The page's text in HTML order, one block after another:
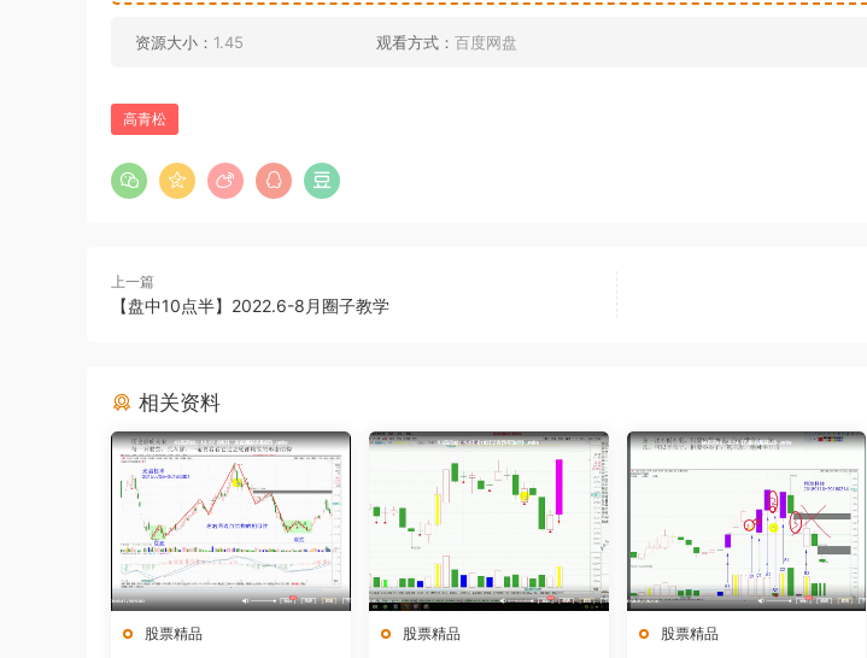
资源大小： 1.45 观看方式： 百度网盘
高青松
上一篇
【盘中10点半】2022.6-8月圈子教学
相关资料
股票精品 股票精品 股票精品